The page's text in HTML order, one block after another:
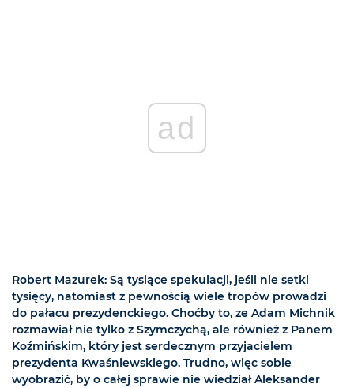
ad
Robert Mazurek: Są tysiące spekulacji, jeśli nie setki
tysięcy, natomiast z pewnością wiele tropów prowadzi
do pałacu prezydenckiego. Choćby to, ze Adam Michnik
rozmawiał nie tylko z Szymczychą, ale również z Panem
Koźmińskim, który jest serdecznym przyjacielem
prezydenta Kwaśniewskiego. Trudno, więc sobie
wyobrazić, by o całej sprawie nie wiedział Aleksander